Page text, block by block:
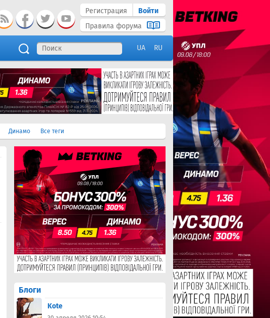
Регистрация
Войти
Правила форума
UA RU
Динамо Все теги
Блоги
Kote